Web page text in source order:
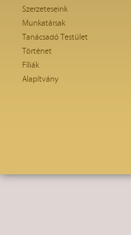
Szerzeteseink
Munkatársak
Tanácsadó Testület
Történet
Fíliák
Alapítvány